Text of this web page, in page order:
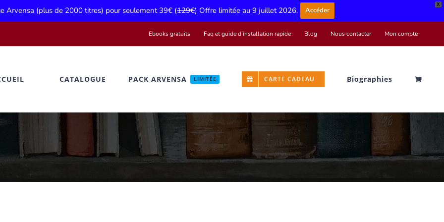
X
Arvensa (plus de 2000 titres) pour seulement 39€ (129€) Offre limitée au 9 juillet 2026. Accéder
Ebooks gratuits Faq et guide d’installation rapide Blog Nous contacter Mon compte
CATALOGUE PACK ARVENSA LIMITÉE CARTE CADEAU Biographies